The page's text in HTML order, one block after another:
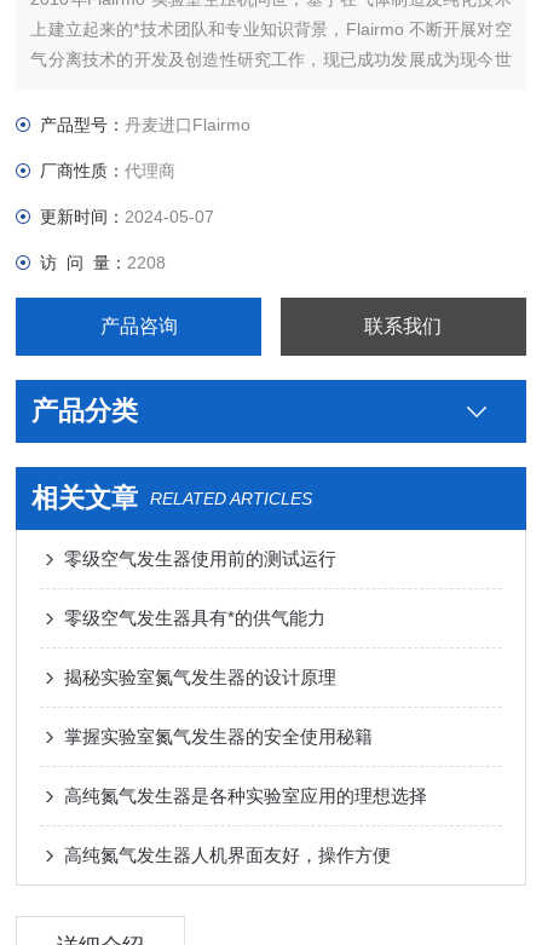
上建立起来的*技术团队和专业知识背景，Flairmo 不断开展对空
气分离技术的开发及创造性研究工作，现已成功发展成为现今世
10多年来， Flairmo一直从事压缩机和氮气发生器的制造。
产品型号：丹麦进口Flairmo
厂商性质：代理商
更新时间： 2024-05-07
访 问 量： 2208
产品咨询 联系我们
产品分类
相关文章 RELATED ARTICLES
零级空气发生器使用前的测试运行
零级空气发生器具有*的供气能力
揭秘实验室氮气发生器的设计原理
掌握实验室氮气发生器的安全使用秘籍
高纯氮气发生器是各种实验室应用的理想选择
高纯氮气发生器人机界面友好，操作方便